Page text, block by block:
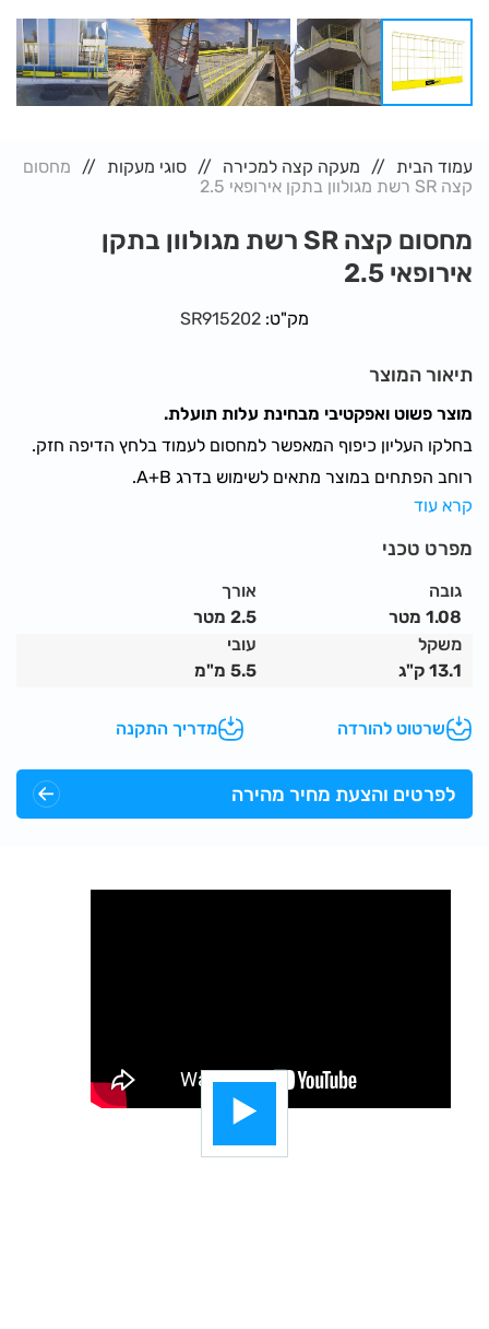
עמוד הבית מעקה קצה למכירה סוגי מעקות
מחסום
קצה SR רשת מגולוון בתקן אירופאי 2.5
מחסום קצה SR רשת מגולוון בתקן
אירופאי 2.5
מק"ט: SR915202
תיאור המוצר
מוצר פשוט ואפקטיבי מבחינת עלות תועלת.
בחלקו העליון כיפוף המאפשר למחסום לעמוד בלחץ הדיפה חזק.
רוחב הפתחים במוצר מתאים לשימוש בדרג A+B.
המוצר תואם את התקן האירופאי EN13374 A+B.
בכמויות גדולות ניתן להזמין עם לוגו וצבע הלקוח.
מתכת מגולוונת
יתרונות המוצר:
מציל חיים - הלכה למעשה
מגוון אביזרים משלימים המאפשרים פתרונות לכל סיטואציית אתר.
מעלה את רמת הביטחון לעובדי האתר ותורם ישירות להגברת
התפוקות.
קרא עוד
מפרט טכני
גובה
1.08 מטר
אורך
2.5 מטר
משקל
13.1 ק"ג
עובי
5.5 מ"מ
שרטוט להורדה מדריך התקנה
לפרטים והצעת מחיר מהירה